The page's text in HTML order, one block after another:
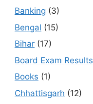
Banking (3)
Bengal (15)
Bihar (17)
Board Exam Results
Books (1)
Chhattisgarh (12)